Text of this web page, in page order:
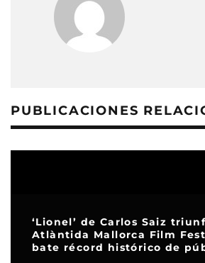
PUBLICACIONES
‘Lionel’ de Carlos Saiz
Atlàntida Mallorca Film
bate récord histórico de